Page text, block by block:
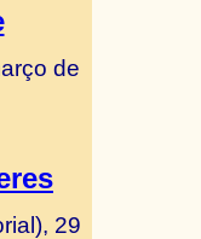
de
29